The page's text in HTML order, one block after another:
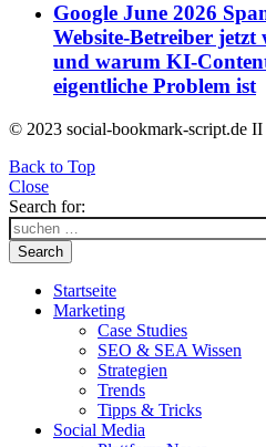
Google June 2026
Website-Betreiber jetzt
und warum KI-
eigentliche Problem ist
© 2023 social-bookmark-script.de II
Back to Top
Close
Search for:
Search
Startseite
Marketing
Case Studies
SEO & SEA Wissen
Strategien
Trends
Tipps & Tricks
Social Media